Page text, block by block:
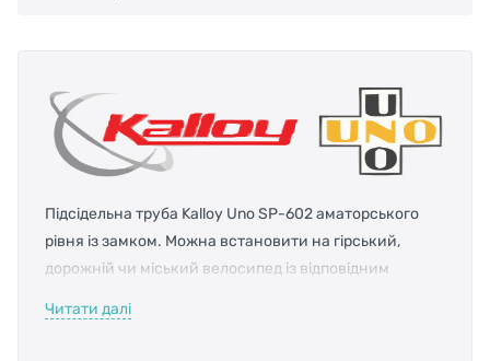
Підсідельна труба Kalloy Uno SP-602 аматорського
рівня із замком. Можна встановити на гірський,
дорожній чи міський велосипед із відповідним
Довжина:
Читати далі